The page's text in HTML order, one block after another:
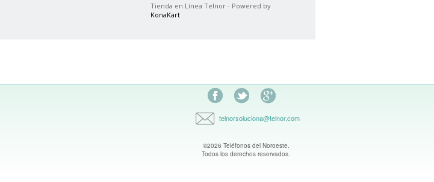
Tienda en Línea Telnor - Powered by
KonaKart
FacebookSíguenos en Twitter
telnorsoluciona@telnor.com
©2026 Teléfonos del Noroeste.
Todos los derechos reservados.